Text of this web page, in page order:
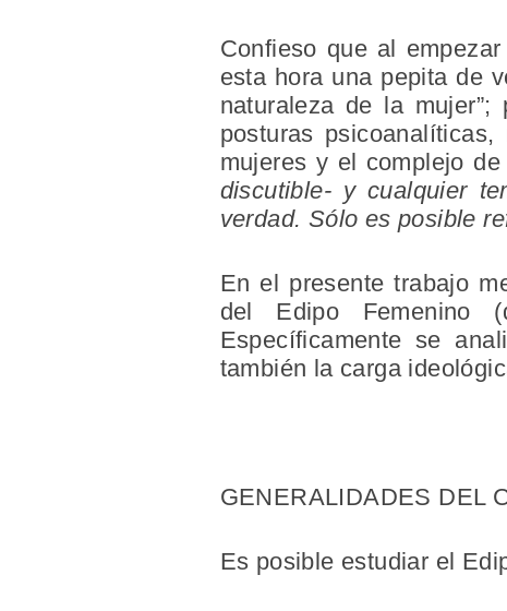
Confieso que al
esta hora una pepita de
naturaleza de la
posturas
mujeres y el complejo
discutible- y cualquier
verdad. Sólo es posible
En el presente trabajo
del Edipo Femenino
Específicamente se
también la carga
GENERALIDADES DEL
Es posible estudiar el